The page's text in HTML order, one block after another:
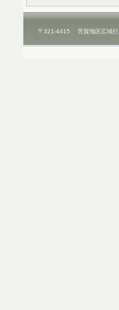
〒321-4415 芳賀地区広域